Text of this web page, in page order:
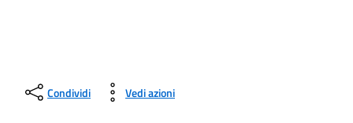
Condividi Vedi azioni